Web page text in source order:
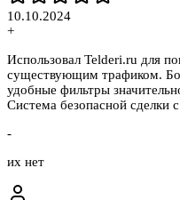
10.10.2024
+
Использовал Telderi.ru для
существующим трафиком.
удобные фильтры
Система безопасной сделки
-
их нет